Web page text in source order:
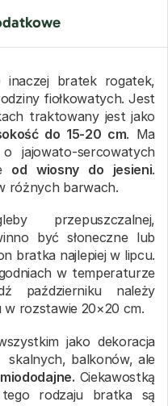
inaczej bratek rogatek,
fiołkowatych. Jest
traktowany jest jako
do 15-20 cm. Ma
o jajowato-sercowatych
od wiosny do jesieni.
różnych barwach.
przepuszczalnej,
być słoneczne lub
bratka najlepiej w lipcu.
w temperaturze
październiku należy
w rozstawie 20×20 cm.
jako dekoracja
balkonów, ale
Ciekawostką
rodzaju bratka są